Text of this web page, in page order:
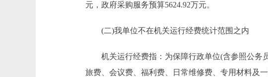
元，政府采购服务预算5624.92万元。
(二)我单位不在机关运行经费统计范围之内
机关运行经费指：为保障行政单位(含参照公务
旅费、会议费、福利费、日常维修费、专用材料及